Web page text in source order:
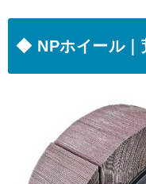
◆ NPホイール｜